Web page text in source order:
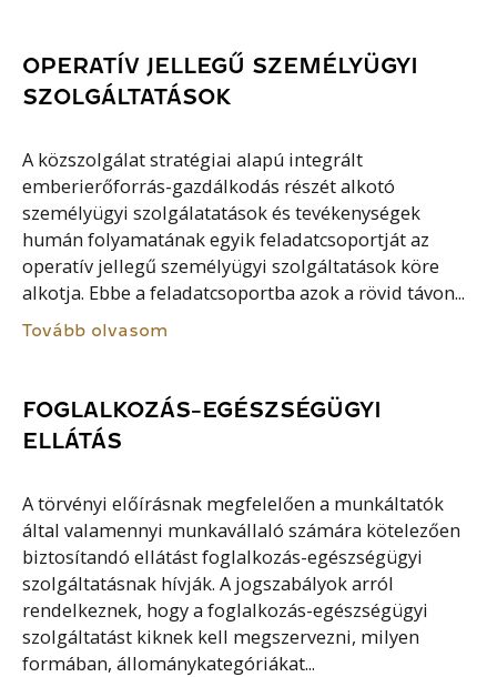
OPERATÍV JELLEGŰ SZEMÉLYÜGYI
SZOLGÁLTATÁSOK
A közszolgálat stratégiai alapú integrált
emberierőforrás-gazdálkodás részét alkotó
személyügyi szolgálatatások és tevékenységek
humán folyamatának egyik feladatcsoportját az
operatív jellegű személyügyi szolgáltatások köre
alkotja. Ebbe a feladatcsoportba azok a rövid távon...
Tovább olvasom
FOGLALKOZÁS-EGÉSZSÉGÜGYI
ELLÁTÁS
A törvényi előírásnak megfelelően a munkáltatók
által valamennyi munkavállaló számára kötelezően
biztosítandó ellátást foglalkozás-egészségügyi
szolgáltatásnak hívják. A jogszabályok arról
rendelkeznek, hogy a foglalkozás-egészségügyi
szolgáltatást kiknek kell megszervezni, milyen
formában, állománykategóriákat...